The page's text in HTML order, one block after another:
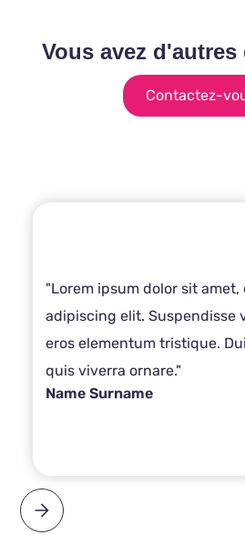
Vous avez
Contactez-
"Lorem ipsum dolor sit
adipiscing elit. Suspendisse
eros elementum tristique.
quis viverra ornare."
Name Surname